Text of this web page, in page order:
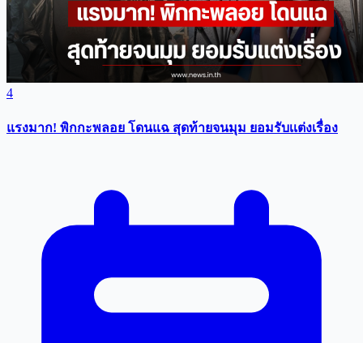
4
แรงมาก! พิกกะพลอย โดนแฉ สุดท้ายจนมุม ยอมรับเเต่งเรื่อง